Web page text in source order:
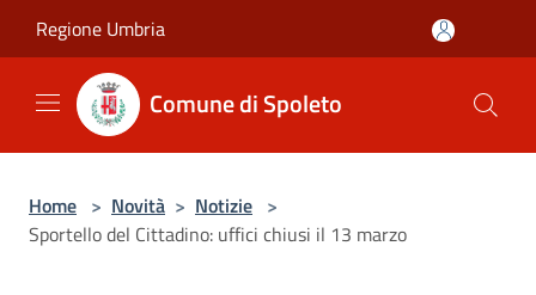
Regione Umbria
Comune di Spoleto
Home > Novità > Notizie >
Sportello del Cittadino: uffici chiusi il 13 marzo